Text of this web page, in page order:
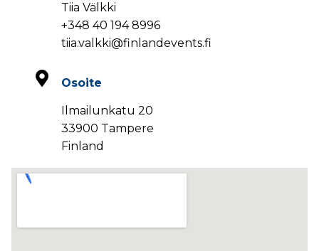
Tiia Välkki
+348 40 194 8996
tiia.valkki@finlandevents.fi
Osoite
Ilmailunkatu 20
33900 Tampere
Finland